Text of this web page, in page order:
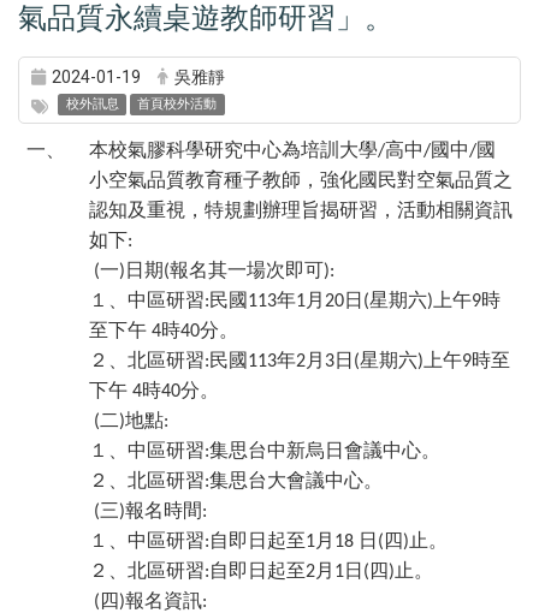
氣品質永續桌遊教師研習」。
2024-01-19 吳雅靜
校外訊息 首頁校外活動
一、 本校氣膠科學研究中心為培訓大學/高中/國中/國
小空氣品質教育種子教師，強化國民對空氣品質之
認知及重視，特規劃辦理旨揭研習，活動相關資訊
如下:
(一) 日期(報名其一場次即可):
１、中區研習:民國 113年1月 20日 (星期六) 上午9時
至下午 4時40分。
２、北區研習:民國 113年2月 3日 (星期六) 上午9時至
下午 4時40分。
(二)地點:
１、中區研習:集思台中新烏日會議中心。
２、北區研習:集思台大會議中心。
(三)報名時間:
１、中區研習:自即日起至1月 18 日 ( 四) 止。
２、北區研習:自即日起至2月 1日 ( 四) 止。
( 四)報名資訊: